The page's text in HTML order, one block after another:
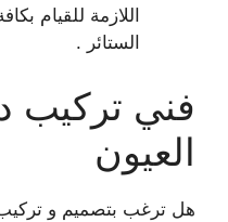
اللازمة للقيام
الستائر .
فني تركيب
العيون
هل ترغب بتصميم و